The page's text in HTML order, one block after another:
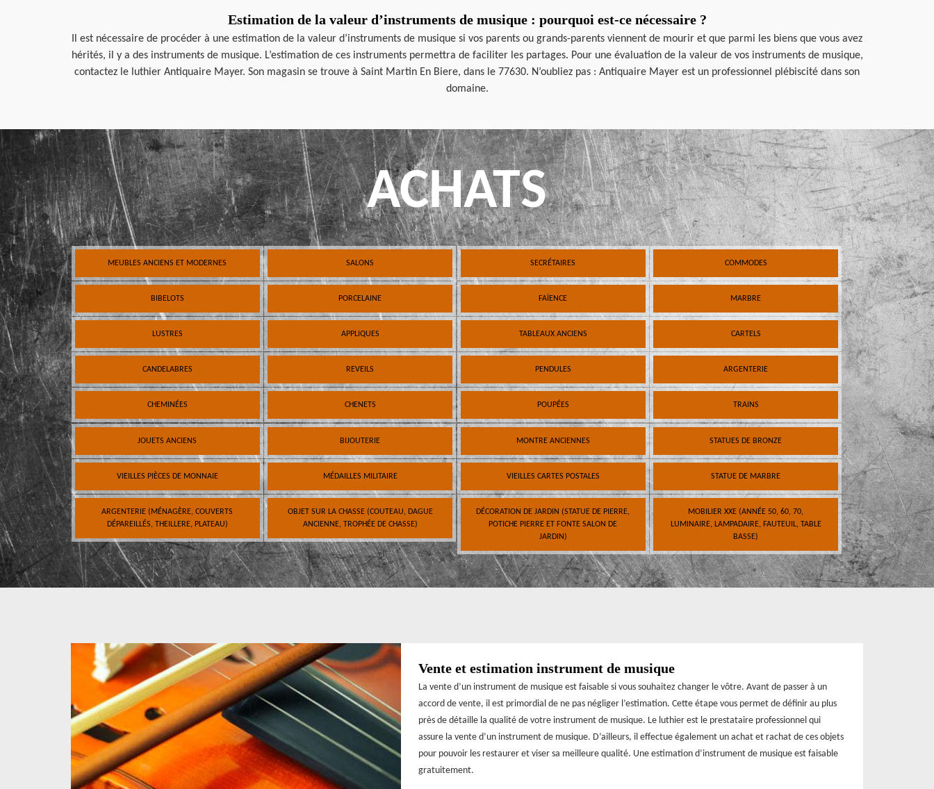
Estimation de la valeur d’instruments de musique : pourquoi est-ce nécessaire ?
Il est nécessaire de procéder à une estimation de la valeur d’instruments de musique si vos parents ou grands-parents viennent de mourir et que parmi les biens que vous avez
hérités, il y a des instruments de musique. L’estimation de ces instruments permettra de faciliter les partages. Pour une évaluation de la valeur de vos instruments de musique,
contactez le luthier Antiquaire Mayer. Son magasin se trouve à Saint Martin En Biere, dans le 77630. N’oubliez pas : Antiquaire Mayer est un professionnel plébiscité dans son
domaine.
ACHATS
MEUBLES ANCIENS ET MODERNES SALONS SECRÉTAIRES COMMODES
BIBELOTS PORCELAINE FAÏENCE MARBRE
LUSTRES APPLIQUES TABLEAUX ANCIENS CARTELS
CANDELABRES REVEILS PENDULES ARGENTERIE
CHEMINÉES CHENETS POUPÉES TRAINS
JOUETS ANCIENS BIJOUTERIE MONTRE ANCIENNES STATUES DE BRONZE
VIEILLES PIÈCES DE MONNAIE MÉDAILLES MILITAIRE VIEILLES CARTES POSTALES STATUE DE MARBRE
ARGENTERIE (MÉNAGÈRE, COUVERTS
DÉPAREILLÉS, THEILLERE, PLATEAU)
OBJET SUR LA CHASSE (COUTEAU, DAGUE
ANCIENNE, TROPHÉE DE CHASSE)
DÉCORATION DE JARDIN (STATUE DE PIERRE,
POTICHE PIERRE ET FONTE SALON DE
JARDIN)
MOBILIER XXE (ANNÉE 50, 60, 70,
LUMINAIRE, LAMPADAIRE, FAUTEUIL, TABLE
BASSE)
Vente et estimation instrument de musique
La vente d’un instrument de musique est faisable si vous souhaitez changer le vôtre. Avant de passer à un
accord de vente, il est primordial de ne pas négliger l’estimation. Cette étape vous permet de définir au plus
près de détaille la qualité de votre instrument de musique. Le luthier est le prestataire professionnel qui
assure la vente d’un instrument de musique. D’ailleurs, il effectue également un achat et rachat de ces objets
pour pouvoir les restaurer et viser sa meilleure qualité. Une estimation d’instrument de musique est faisable
gratuitement.